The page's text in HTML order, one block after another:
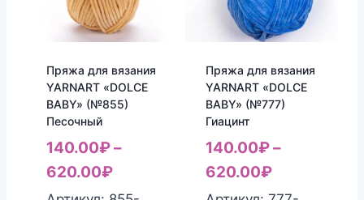
Пряжа для вязания
YARNART «DOLCE
BABY» (№855)
Песочный
140.00₽–
620.00₽
Пряжа для вязания
YARNART «DOLCE
BABY» (№777)
Гиацинт
140.00₽–
620.00₽